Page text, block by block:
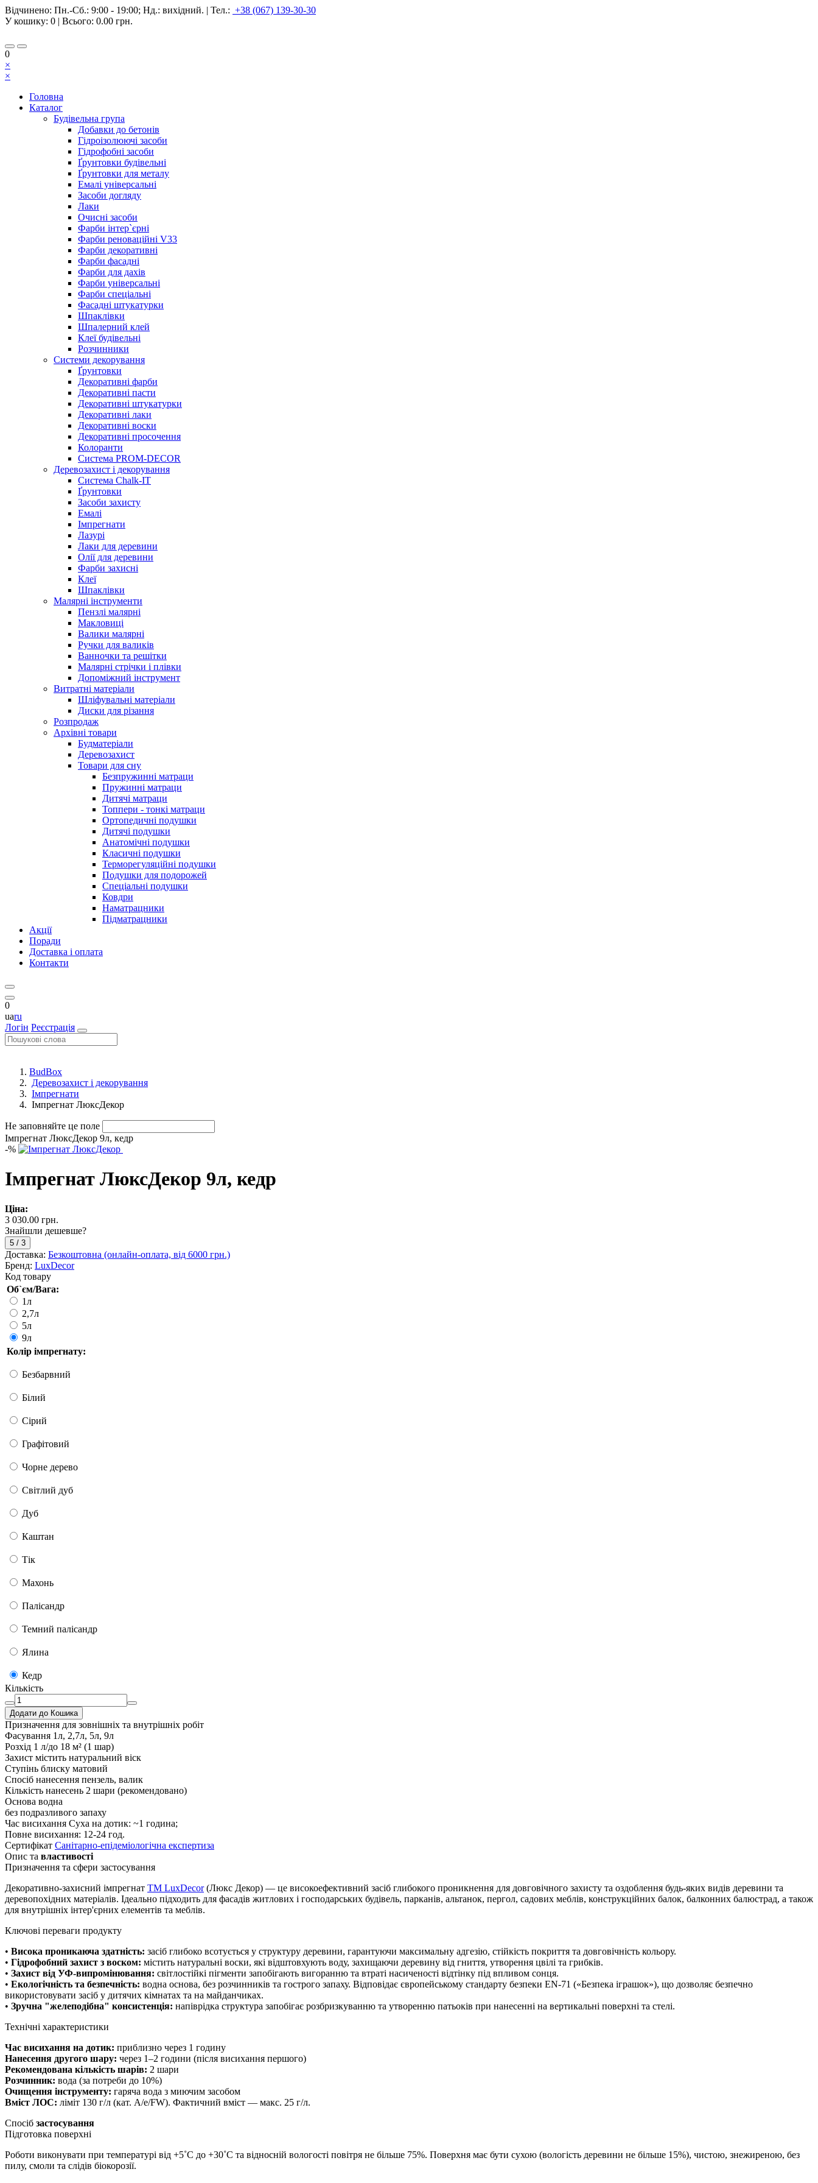
Відчинено: Пн.-Сб.: 9:00 - 19:00; Нд.: вихідний. | Тел.: +38 (067) 139-30-30
У кошику: 0 | Всього: 0.00 грн.
0
×
×
Головна
Каталог
Будівельна група
Добавки до бетонів
Гідроізолюючі засоби
Гідрофобні засоби
Ґрунтовки будівельні
Ґрунтовки для металу
Емалі універсальні
Засоби догляду
Лаки
Очисні засоби
Фарби інтер`єрні
Фарби реноваційні V33
Фарби декоративні
Фарби фасадні
Фарби для дахів
Фарби універсальні
Фарби спеціальні
Фасадні штукатурки
Шпаклівки
Шпалерний клей
Клеї будівельні
Розчинники
Системи декорування
Ґрунтовки
Декоративні фарби
Декоративні пасти
Декоративні штукатурки
Декоративні лаки
Декоративні воски
Декоративні просочення
Колоранти
Система PROM-DECOR
Деревозахист і декорування
Система Chalk-IT
Ґрунтовки
Засоби захисту
Емалі
Імпрегнати
Лазурі
Лаки для деревини
Олії для деревини
Фарби захисні
Клеї
Шпаклівки
Малярні інструменти
Пензлі малярні
Макловиці
Валики малярні
Ручки для валиків
Ванночки та решітки
Малярні стрічки і плівки
Допоміжний інструмент
Витратні матеріали
Шліфувальні матеріали
Диски для різання
Розпродаж
Архівні товари
Будматеріали
Деревозахист
Товари для сну
Безпружинні матраци
Пружинні матраци
Дитячі матраци
Топпери - тонкі матраци
Ортопедичні подушки
Дитячі подушки
Анатомічні подушки
Класичні подушки
Терморегуляційні подушки
Подушки для подорожей
Спеціальні подушки
Ковдри
Наматрацники
Підматрацники
Акції
Поради
Доставка і оплата
Контакти
0
uaru
Логін Реєстрація
BudBox
Деревозахист і декорування
Імпрегнати
Імпрегнат ЛюксДекор
Не заповняйте це поле
Імпрегнат ЛюксДекор 9л, кедр
-%
Імпрегнат ЛюксДекор 9л, кедр
Ціна:
3 030.00 грн.
Знайшли дешевше?
5 / 3
Доставка: Безкоштовна (онлайн-оплата, від 6000 грн.)
Бренд: LuxDecor
Код товару
Об`єм/Вага:
1л
2,7л
5л
9л
Колір імпрегнату:
Безбарвний
Білий
Сірий
Графітовий
Чорне дерево
Світлий дуб
Дуб
Каштан
Тік
Махонь
Палісандр
Темний палісандр
Ялина
Кедр
Кількість
Додати до Кошика
Призначення для зовнішніх та внутрішніх робіт
Фасування 1л, 2,7л, 5л, 9л
Розхід 1 л/до 18 м² (1 шар)
Захист містить натуральний віск
Ступінь блиску матовий
Спосіб нанесення пензель, валик
Кількість нанесень 2 шари (рекомендовано)
Основа водна
без подразливого запаху
Час висихання Суха на дотик: ~1 година;
Повне висихання: 12-24 год.
Сертифікат Санітарно-епідеміологічна експертиза
Опис та властивості
Призначення та сфери застосування
Декоративно-захисний імпрегнат TM LuxDecor(Люкс Декор) — це високоефективний засіб глибокого проникнення для довговічного захисту та оздоблення будь-яких видів деревини та
деревопохідних матеріалів. Ідеально підходить для фасадів житлових і господарських будівель, парканів, альтанок, пергол, садових меблів, конструкційних балок, балконних балюстрад, а також
для внутрішніх інтер'єрних елементів та меблів.
Ключові переваги продукту
• Висока проникаюча здатність: засіб глибоко всотується у структуру деревини, гарантуючи максимальну адгезію, стійкість покриття та довговічність кольору.
• Гідрофобний захист з воском: містить натуральні воски, які відштовхують воду, захищаючи деревину від гниття, утворення цвілі та грибків.
• Захист від УФ-випромінювання: світлостійкі пігменти запобігають вигоранню та втраті насиченості відтінку під впливом сонця.
• Екологічність та безпечність: водна основа, без розчинників та гострого запаху. Відповідає європейському стандарту безпеки EN-71 («Безпека іграшок»), що дозволяє безпечно
використовувати засіб у дитячих кімнатах та на майданчиках.
• Зручна "желеподібна" консистенція: напіврідка структура запобігає розбризкуванню та утворенню патьоків при нанесенні на вертикальні поверхні та стелі.
Технічні характеристики
Час висихання на дотик: приблизно через 1 годину
Нанесення другого шару: через 1–2 години (після висихання першого)
Рекомендована кількість шарів: 2 шари
Розчинник: вода (за потреби до 10%)
Очищення інструменту: гаряча вода з миючим засобом
Вміст ЛОС: ліміт 130 г/л (кат. A/e/FW). Фактичний вміст — макс. 25 г/л.
Спосіб застосування
Підготовка поверхні
Роботи виконувати при температурі від +5˚С до +30˚С та відносній вологості повітря не більше 75%. Поверхня має бути сухою (вологість деревини не більше 15%), чистою, знежиреною, без
пилу, смоли та слідів біокорозії.